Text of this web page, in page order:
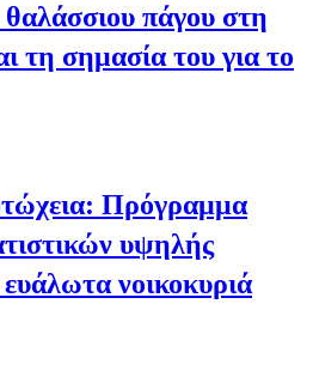
πάγου στη
τη σημασία του για το
Πρόγραμμα
υψηλής
νοικοκυριά